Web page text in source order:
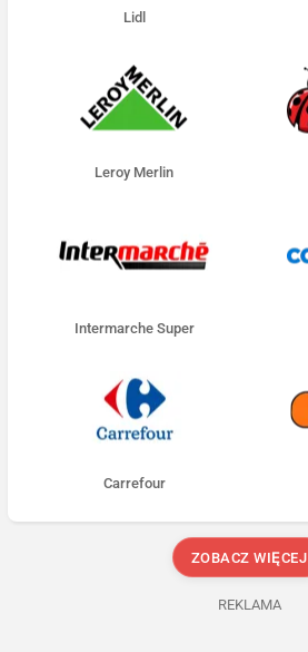
Lidl
Leroy Merlin
Intermarche Super
Carrefour
ZOBACZ WIĘCEJ
REKLAMA